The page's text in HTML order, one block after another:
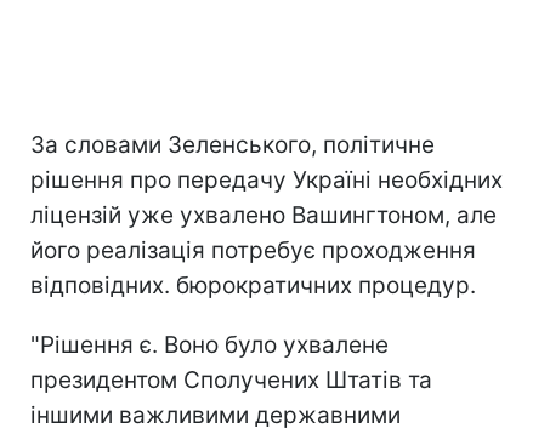
За словами Зеленського, політичне
рішення про передачу Україні необхідних
ліцензій уже ухвалено Вашингтоном, але
його реалізація потребує проходження
відповідних. бюрократичних процедур.
"Рішення є. Воно було ухвалене
президентом Сполучених Штатів та
іншими важливими державними